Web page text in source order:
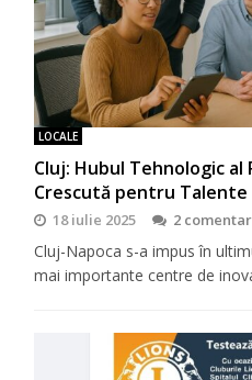
LOCALE
Cluj: Hubul Tehnologic al
Crescută pentru Talente
18 iulie 2025 2
Cluj-Napoca s-a impus în
mai importante centre de